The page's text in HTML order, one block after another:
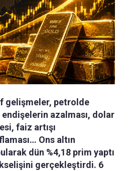
gelişmeler, petrolde
azalması, dolar
faiz artışı
Ons altın
dün %4,18 prim yaptı
gerçekleştirdi. 6